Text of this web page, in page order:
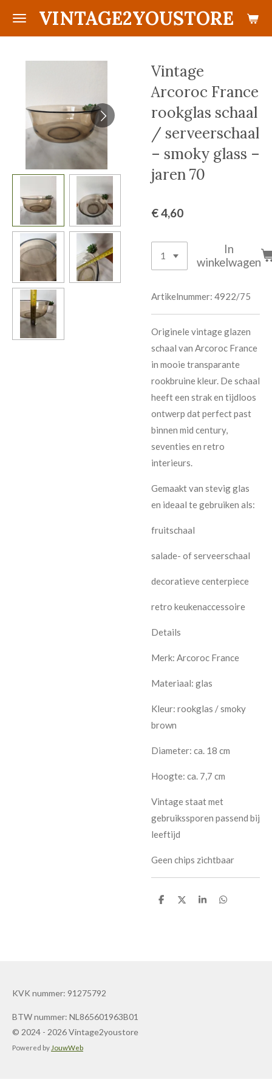
Ga
VINTAGE2YOUSTORE
Vintage
Arcoroc France
rookglas schaal
/ serveerschaal
– smoky glass –
jaren 70
€ 4,60
In
winkelwagen
Artikelnummer: 4922/75
Originele vintage glazen
schaal van Arcoroc France
in mooie transparante
rookbruine kleur. De schaal
heeft een strak en tijdloos
ontwerp dat perfect past
binnen mid century,
seventies en retro
interieurs.
Gemaakt van stevig glas
en ideaal te gebruiken als:
fruitschaal
salade- of serveerschaal
decoratieve centerpiece
retro keukenaccessoire
Details
Merk: Arcoroc France
Materiaal: glas
Kleur: rookglas / smoky
brown
Diameter: ca. 18 cm
Hoogte: ca. 7,7 cm
Vintage staat met
gebruikssporen passend bij
leeftijd
Geen chips zichtbaar
D
D
S
D
KVK nummer: 91275792
BTW nummer: NL865601963B01
© 2024 - 2026 Vintage2youstore
Powered by JouwWeb